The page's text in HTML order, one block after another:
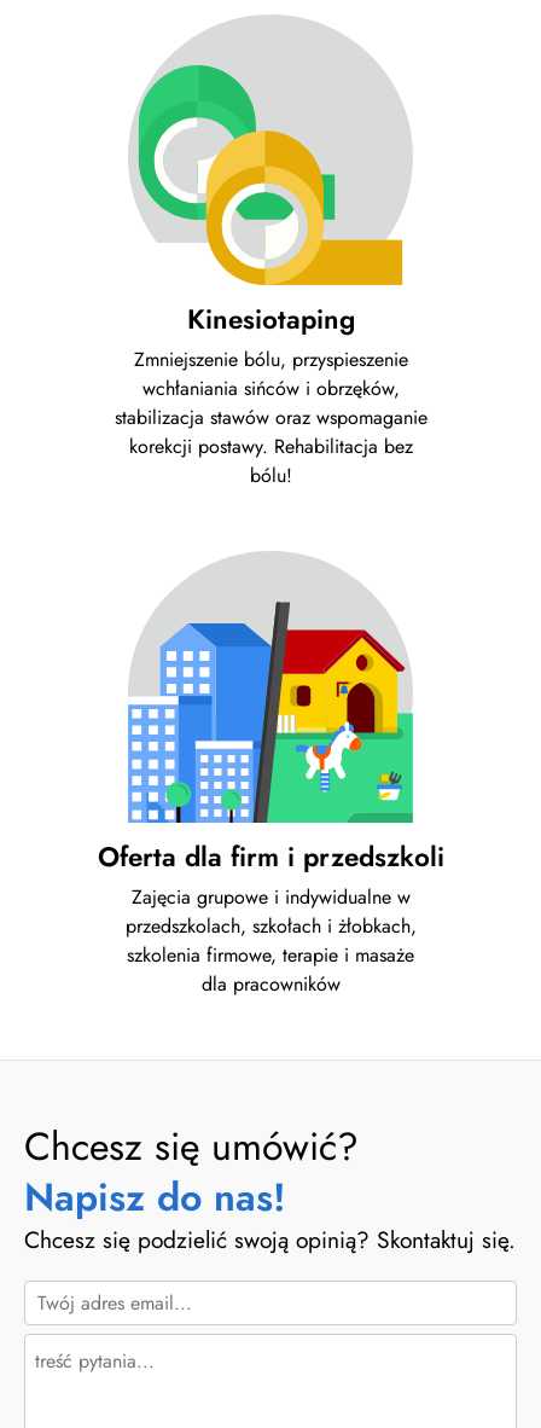
Kinesiotaping
Zmniejszenie bólu, przyspieszenie
wchłaniania sińców i obrzęków,
stabilizacja stawów oraz wspomaganie
korekcji postawy. Rehabilitacja bez
bólu!
Oferta dla firm i przedszkoli
Zajęcia grupowe i indywidualne w
przedszkolach, szkołach i żłobkach,
szkolenia firmowe, terapie i masaże
dla pracowników
Chcesz się umówić?
Napisz do nas!
Chcesz się podzielić swoją opinią? Skontaktuj się.